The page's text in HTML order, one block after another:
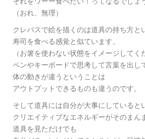
（おれ、無理）
クレパスで絵を描くのは道具の持ち方と
寿司を食べる感覚と似ています。
（お箸を使わない状態をイメージしてく
ペンやキーボードで思考して言葉を出し
体の動きが違うということは
アウトプットできるものも違うのです。
そして道具には自分が大事にしていると
クリエイティブなエネルギーがそのまん
道具を見ただけでも